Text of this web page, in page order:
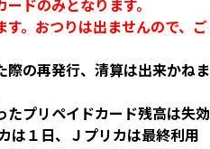
す。おつりは出ませんので、ご
際の再発行、清算は出来かねま
たプリペイドカード残高は失効
は１日、Ｊプリカは最終利用